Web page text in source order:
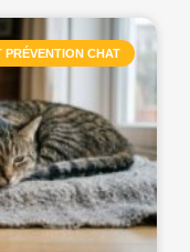
PRÉVENTION CHAT